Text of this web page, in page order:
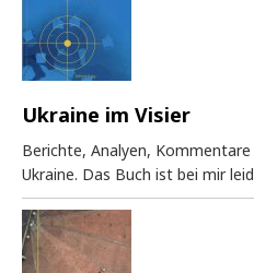
Ukraine im Visier
Berichte, Analyen,
Ukraine. Das Buch ist bei mir